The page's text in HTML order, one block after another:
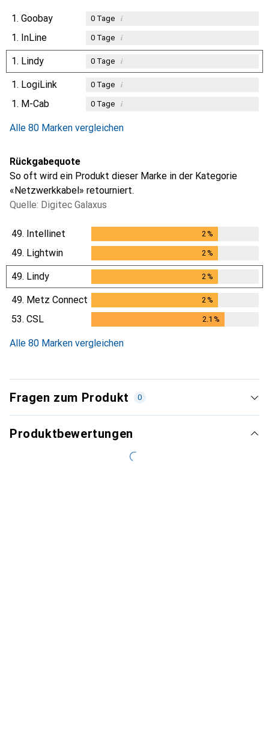
1. Goobay 0Tage i
1. InLine 0Tage i
1. Lindy 0Tage i
1. LogiLink 0Tage i
1. M-Cab 0Tage i
Alle 80 Marken vergleichen
Rückgabequote
So oft wird ein Produkt dieser Marke in der Kategorie
«Netzwerkkabel» retourniert.
Quelle: Digitec Galaxus
49. Intellinet 2 %
49. Lightwin 2 %
49. Lindy 2 %
49. Metz Connect 2 %
53. CSL 2.1 %
Alle 80 Marken vergleichen
Fragen zum Produkt 0
Produktbewertungen